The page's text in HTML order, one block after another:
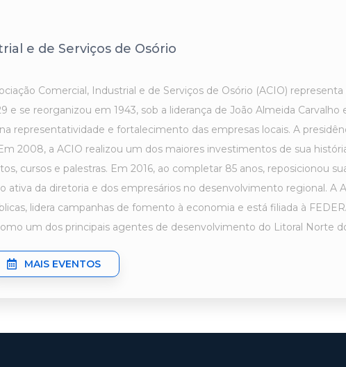
e de Serviços de Osório
Comercial, Industrial e de Serviços de Osório (ACIO)
e se reorganizou em 1943, sob a liderança de João Almeida
representatividade e fortalecimento das empresas locais. A
2008, a ACIO realizou um dos maiores investimentos de sua
cursos e palestras. Em 2016, ao completar 85 anos, reposicionou
ativa da diretoria e dos empresários no desenvolvimento regional. A
lidera campanhas de fomento à economia e está filiada à
um dos principais agentes de desenvolvimento do Litoral Norte
MAIS EVENTOS